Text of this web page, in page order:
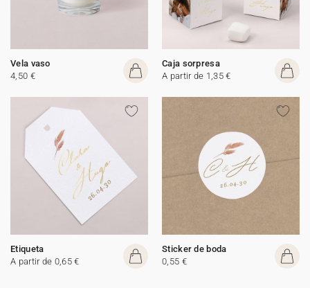
Vela vaso
4,50 €
Caja sorpresa
A partir de 1,35 €
Etiqueta
A partir de 0,65 €
Sticker de boda
0,55 €